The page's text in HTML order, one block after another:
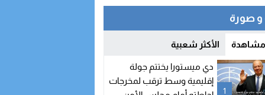
صورة
مشاهدة الأكثر شعبية
1
دي ميستورا يختتم جولة
إقليمية وسط ترقب لمخرجات